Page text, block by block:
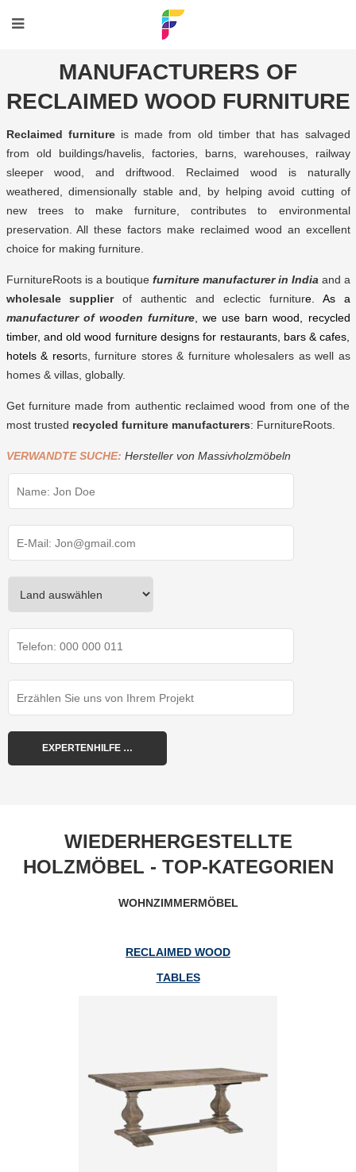
MANUFACTURERS OF
RECLAIMED WOOD FURNITURE
Reclaimed furnitureis made from old timber that has salvaged
from old buildings/havelis, factories, barns, warehouses, railway
sleeper wood, and driftwood. Reclaimed wood is naturally
weathered, dimensionally stable and, by helping avoid cutting of
new trees to make furniture, contributes to environmental
preservation. All these factors make reclaimed wood an excellent
choice for making furniture.
FurnitureRoots is a boutique furniture manufacturer in India and a
wholesale supplierof authentic and eclectic furniture. As a
manufacturer of wooden furniture, we use barn wood, recycled
timber, and old wood furniture designs for restaurants, bars & cafes,
hotels & resorts, furniture stores & furniture wholesalers as well as
homes & villas, globally.
Get furniture made from authentic reclaimed wood from one of the
most trusted recycled furniture manufacturers: FurnitureRoots.
VERWANDTE SUCHE: Hersteller von Massivholzmöbeln
WIEDERHERGESTELLTE
HOLZMÖBEL - TOP-KATEGORIEN
WOHNZIMMERMÖBEL
RECLAIMED WOOD
TABLES